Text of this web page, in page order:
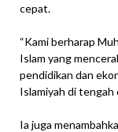
cepat.
“Kami berharap
Islam yang
pendidikan dan
Islamiyah di tengah
Ia juga